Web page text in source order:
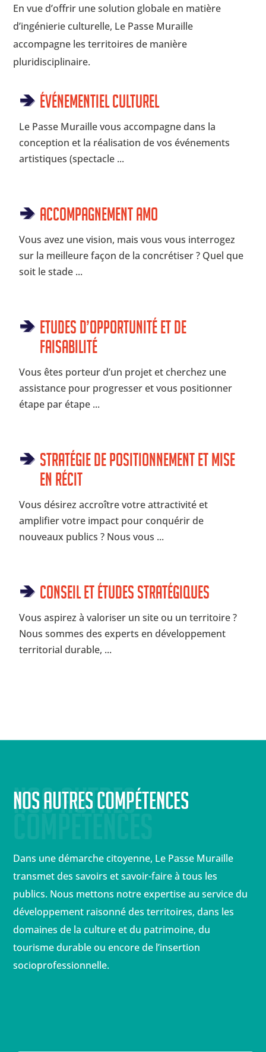
En vue d’offrir une solution globale en matière
d’ingénierie culturelle, Le Passe Muraille
accompagne les territoires de manière
pluridisciplinaire.
Événementiel culturel
Le Passe Muraille vous accompagne dans la
conception et la réalisation de vos événements
artistiques (spectacle ...
Accompagnement AMO
Vous avez une vision, mais vous vous interrogez
sur la meilleure façon de la concrétiser ? Quel que
soit le stade ...
Etudes d’opportunité et de
faisabilité
Vous êtes porteur d’un projet et cherchez une
assistance pour progresser et vous positionner
étape par étape ...
Stratégie de positionnement et mise
en récit
Vous désirez accroître votre attractivité et
amplifier votre impact pour conquérir de
nouveaux publics ? Nous vous ...
Conseil et Études Stratégiques
Vous aspirez à valoriser un site ou un territoire ?
Nous sommes des experts en développement
territorial durable, ...
Nos autres
Nos autres compétences
Dans une démarche citoyenne, Le Passe Muraille
transmet des savoirs et savoir-faire à tous les
publics. Nous mettons notre expertise au service du
développement raisonné des territoires, dans les
domaines de la culture et du patrimoine, du
tourisme durable ou encore de l’insertion
socioprofessionnelle.